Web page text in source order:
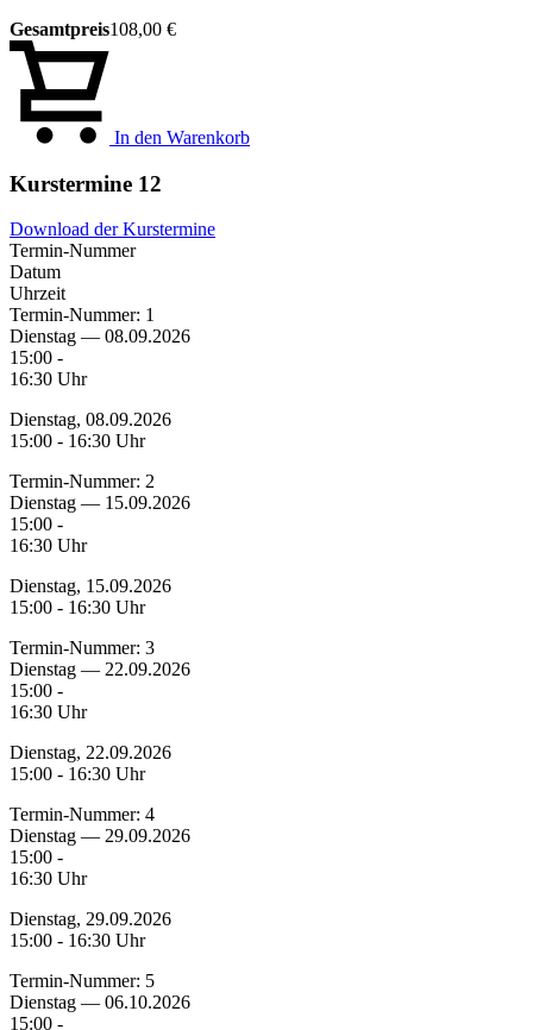
Gesamtpreis108,00 €
In den Warenkorb
Kurstermine 12
Download der Kurstermine
Termin-Nummer
Datum
Uhrzeit
Termin-Nummer: 1
Dienstag — 08.09.2026
15:00 -
16:30 Uhr
Dienstag, 08.09.2026
15:00 - 16:30 Uhr
Termin-Nummer: 2
Dienstag — 15.09.2026
15:00 -
16:30 Uhr
Dienstag, 15.09.2026
15:00 - 16:30 Uhr
Termin-Nummer: 3
Dienstag — 22.09.2026
15:00 -
16:30 Uhr
Dienstag, 22.09.2026
15:00 - 16:30 Uhr
Termin-Nummer: 4
Dienstag — 29.09.2026
15:00 -
16:30 Uhr
Dienstag, 29.09.2026
15:00 - 16:30 Uhr
Termin-Nummer: 5
Dienstag — 06.10.2026
15:00 -